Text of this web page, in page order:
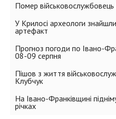
Помер
У Крилосі археологи
артефакт
Прогноз погоди по Івано-
08-09 серпня
Пішов з життя
Клубчук
На Івано-Франківщині
річках